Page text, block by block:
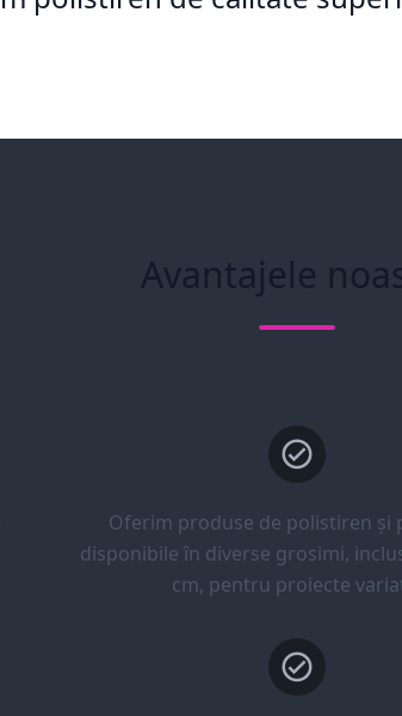
Avantajele
Oferim produse de polistiren și
disponibile în diverse grosimi,
cm, pentru proiecte